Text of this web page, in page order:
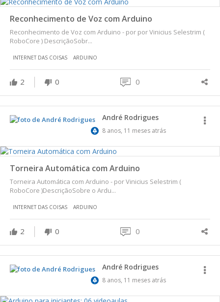
Reconhecimento de Voz com Arduino
Reconhecimento de Voz com Arduino - por por Vinicius Selestrim (
RoboCore ) DescriçãoSobr...
INTERNET DAS COISAS ARDUINO
2 0 0
André Rodrigues
8 anos, 11 meses atrás
Torneira Automática com Arduino
Torneira Automática com Arduino - por Vinicius Selestrim (
RoboCore )DescriçãoSobre o Ardu...
INTERNET DAS COISAS ARDUINO
2 0 0
André Rodrigues
8 anos, 11 meses atrás